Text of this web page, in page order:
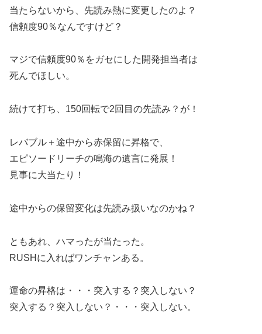
当たらないから、先読み熱に変更したのよ？
信頼度90％なんですけど？
マジで信頼度90％をガセにした開発担当者は
死んでほしい。
続けて打ち、150回転で2回目の先読み？が！
レバブル＋途中から赤保留に昇格で、
エピソードリーチの鳴海の遺言に発展！
見事に大当たり！
途中からの保留変化は先読み扱いなのかね？
ともあれ、ハマったが当たった。
RUSHに入ればワンチャンある。
運命の昇格は・・・突入する？突入しない？
突入する？突入しない？・・・突入しない。